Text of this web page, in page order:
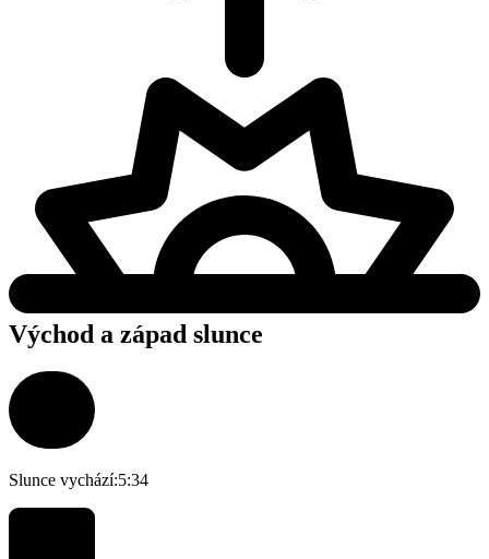
Východ a západ slunce
Slunce vychází:5:34